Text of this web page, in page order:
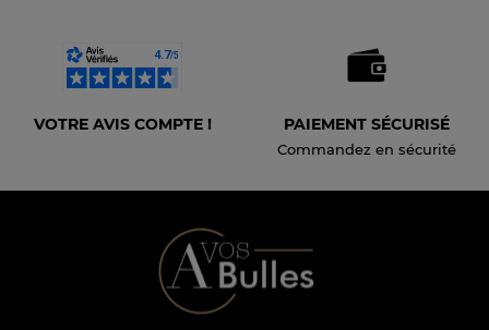
VOTRE AVIS COMPTE ! PAIEMENT SÉCURISÉ
Commandez en sécurité